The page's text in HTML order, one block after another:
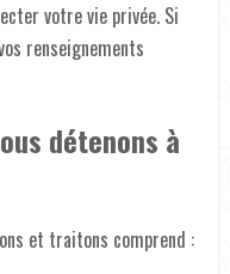
votre vie privée. Si
renseignements
détenons à
et traitons comprend :